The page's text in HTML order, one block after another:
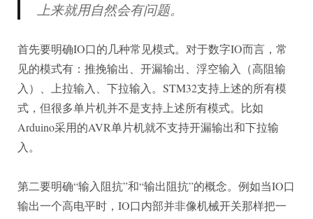
上来就用自然会有问题。
首先要明确IO口的几种常见模式。对于数字IO而言，常
见的模式有：推挽输出、开漏输出、浮空输入（高阻输
入）、上拉输入、下拉输入。STM32支持上述的所有模
式，但很多单片机并不是支持上述所有模式。比如
Arduino采用的AVR单片机就不支持开漏输出和下拉输
入。
第二要明确“输入阻抗”和“输出阻抗”的概念。例如当IO口
输出一个高电平时，IO口内部并非像机械开关那样把一